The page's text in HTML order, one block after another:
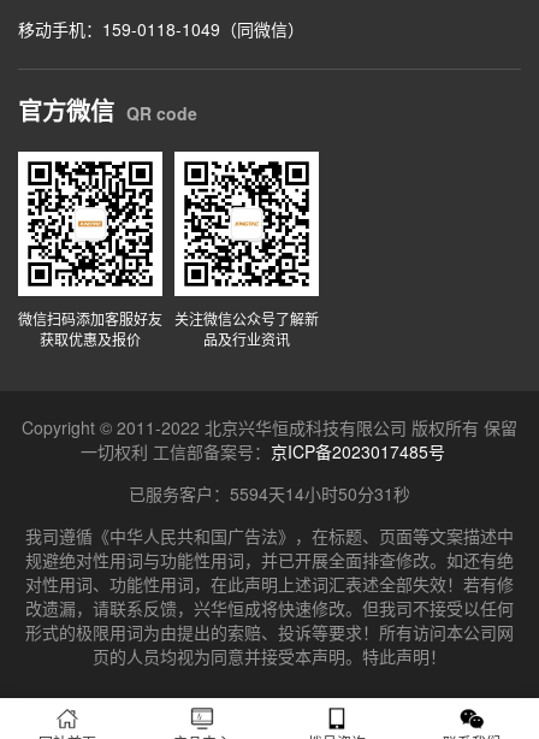
移动手机：159-0118-1049（同微信）
官方微信 QR code
微信扫码添加客服好友
获取优惠及报价
关注微信公众号了解新
品及行业资讯
Copyright © 2011-2022 北京兴华恒成科技有限公司 版权所有 保留
一切权利 工信部备案号： 京ICP备2023017485号
已服务客户： 5594天14小时50分31秒
我司遵循《中华人民共和国广告法》，在标题、页面等文案描述中
规避绝对性用词与功能性用词，并已开展全面排查修改。如还有绝
对性用词、功能性用词，在此声明上述词汇表述全部失效！若有修
改遗漏，请联系反馈，兴华恒成将快速修改。但我司不接受以任何
形式的极限用词为由提出的索赔、投诉等要求！所有访问本公司网
页的人员均视为同意并接受本声明。特此声明！